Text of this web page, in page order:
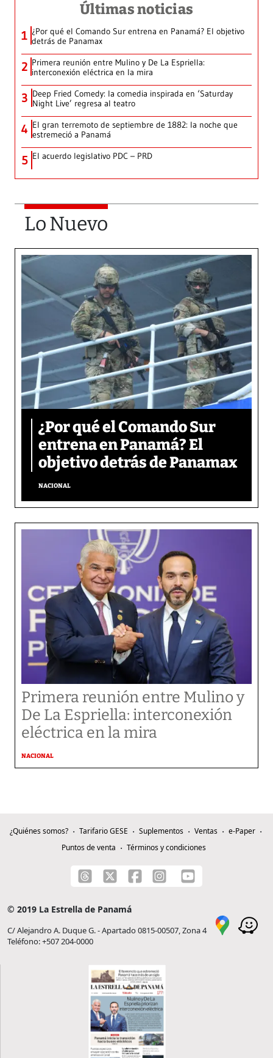
Últimas noticias
1 ¿Por qué el Comando Sur entrena en Panamá? El objetivo
detrás de Panamax
2 Primera reunión entre Mulino y De La Espriella:
interconexión eléctrica en la mira
3 Deep Fried Comedy: la comedia inspirada en ‘Saturday
Night Live’ regresa al teatro
4 El gran terremoto de septiembre de 1882: la noche que
estremeció a Panamá
5 El acuerdo legislativo PDC – PRD
Lo Nuevo
¿Por qué el Comando Sur
entrena en Panamá? El
objetivo detrás de Panamax
NACIONAL
Primera reunión entre Mulino y
De La Espriella: interconexión
eléctrica en la mira
NACIONAL
¿Quiénes somos? Tarifario GESE Suplementos Ventas
e-Paper
Puntos de venta
Términos y condiciones
© 2019 La Estrella de Panamá
C/ Alejandro A. Duque G. - Apartado 0815-00507, Zona 4
Teléfono: +507 204-0000